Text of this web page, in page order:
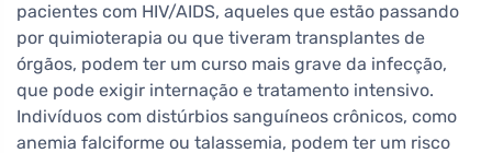
pacientes com HIV/AIDS, aqueles que estão passando
por quimioterapia ou que tiveram transplantes de
órgãos, podem ter um curso mais grave da infecção,
que pode exigir internação e tratamento intensivo.
Indivíduos com distúrbios sanguíneos crônicos, como
anemia falciforme ou talassemia, podem ter um risco